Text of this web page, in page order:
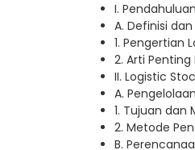
I. Pendahuluan
A. Definisi
1. Pengertian
2. Arti
II. Logistic
A.
1. Tujuan dan
2. Metode
B.